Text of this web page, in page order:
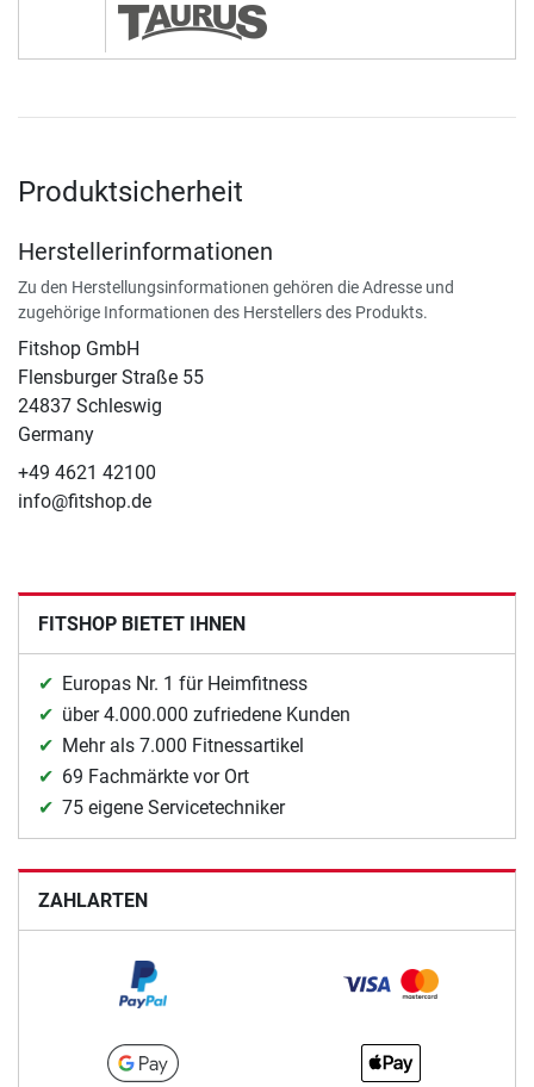
Produktsicherheit
Herstellerinformationen
Zu den Herstellungsinformationen gehören die Adresse und
zugehörige Informationen des Herstellers des Produkts.
Fitshop GmbH
Flensburger Straße 55
24837 Schleswig
Germany
+49 4621 42100
info@fitshop.de
FITSHOP BIETET IHNEN
Europas Nr. 1 für Heimfitness
über 4.000.000 zufriedene Kunden
Mehr als 7.000 Fitnessartikel
69 Fachmärkte vor Ort
75 eigene Servicetechniker
ZAHLARTEN